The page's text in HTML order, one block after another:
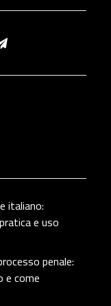
italiano:
e uso
penale:
e come